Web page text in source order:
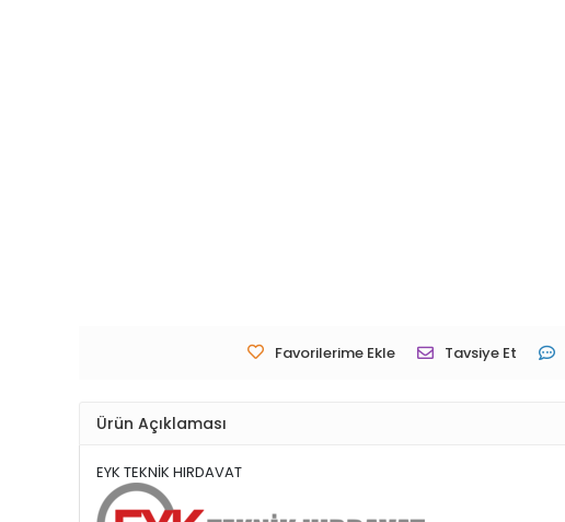
Favorilerime Ekle Tavsiye Et
Ürün Açıklaması
EYK TEKNİK HIRDAVAT